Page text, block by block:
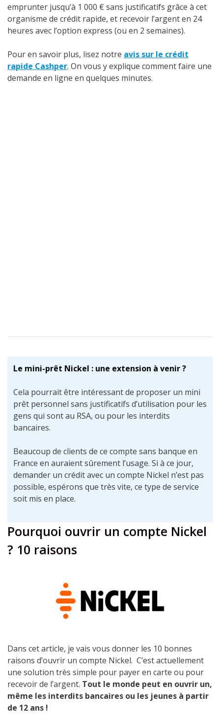
emprunter jusqu’à 1 000 € sans justificatifs grâce à cet
organisme de crédit rapide, et recevoir l’argent en 24
heures avec l’option express (ou en 2 semaines).
Pour en savoir plus, lisez notre avis sur le crédit
rapide Cashper. On vous y explique comment faire une
demande en ligne en quelques minutes.
Le mini-prêt Nickel : une extension à venir ?
Cela pourrait être intéressant de proposer un mini
prêt personnel sans justificatifs d’utilisation pour les
gens qui sont au RSA, ou pour les interdits
bancaires.
Beaucoup de clients de ce compte sans banque en
France en auraient sûrement l’usage. Si à ce jour,
demander un crédit avec un compte Nickel n’est pas
possible, espérons que très vite, ce type de service
soit mis en place.
Pourquoi ouvrir un compte Nickel
? 10 raisons
Dans cet article, je vais vous donner les 10 bonnes
raisons d’ouvrir un compte Nickel. C’est actuellement
une solution très simple pour payer en carte ou pour
recevoir de l’argent. Tout le monde peut en ouvrir un,
même les interdits bancaires ou les jeunes à partir
de 12 ans !